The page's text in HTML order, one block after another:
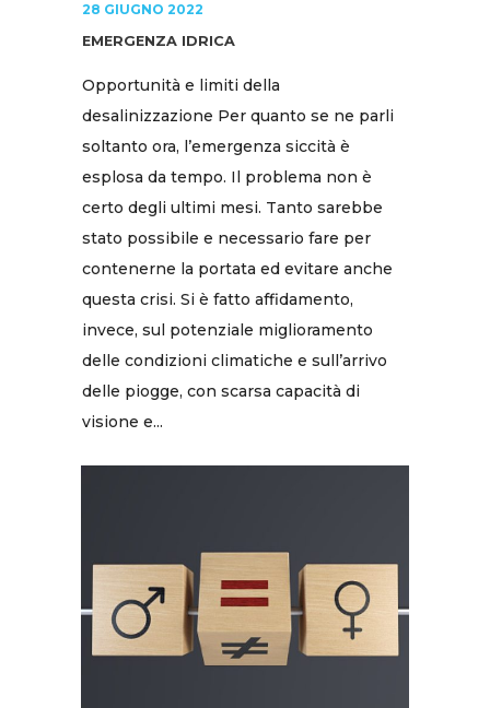
28 GIUGNO 2022
EMERGENZA IDRICA
Opportunità e limiti della
desalinizzazione Per quanto se ne parli
soltanto ora, l’emergenza siccità è
esplosa da tempo. Il problema non è
certo degli ultimi mesi. Tanto sarebbe
stato possibile e necessario fare per
contenerne la portata ed evitare anche
questa crisi. Si è fatto affidamento,
invece, sul potenziale miglioramento
delle condizioni climatiche e sull’arrivo
delle piogge, con scarsa capacità di
visione e...